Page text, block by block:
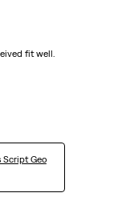
fit well.
Script Geo